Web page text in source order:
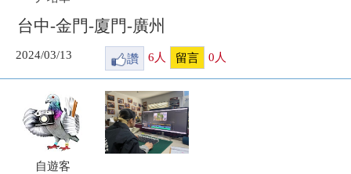
台中-金門-廈門-廣州
2024/03/13 讚 6 人 留言 0 人
自遊客